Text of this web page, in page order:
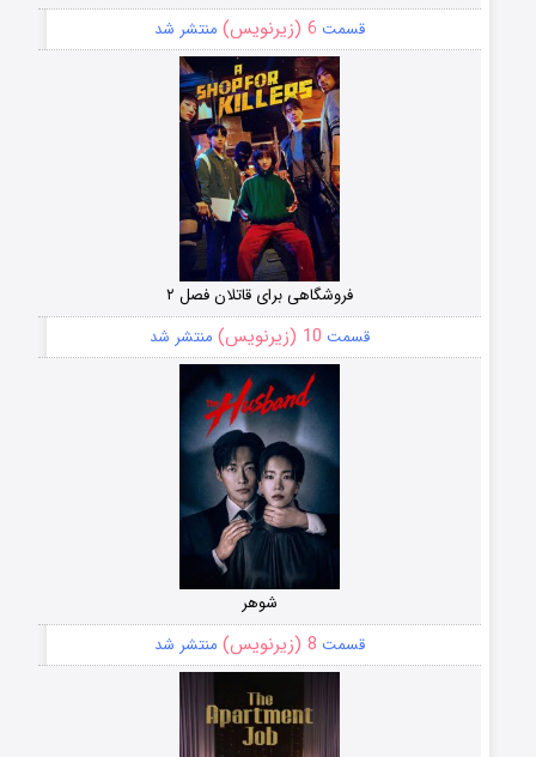
قسمت 6 (زیرنویس) منتشر شد
فروشگاهی برای قاتلان فصل ۲
قسمت 10 (زیرنویس) منتشر شد
شوهر
قسمت 8 (زیرنویس) منتشر شد